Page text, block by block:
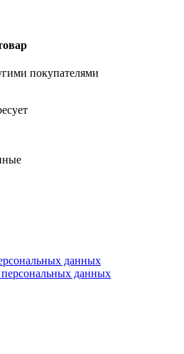
покупателями
данных
персональных данных